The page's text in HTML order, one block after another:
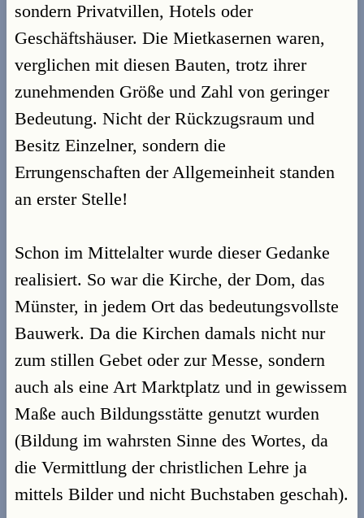
sondern Privatvillen, Hotels oder
Geschäftshäuser. Die Mietkasernen waren,
verglichen mit diesen Bauten, trotz ihrer
zunehmenden Größe und Zahl von geringer
Bedeutung. Nicht der Rückzugsraum und
Besitz Einzelner, sondern die
Errungenschaften der Allgemeinheit standen
an erster Stelle!
Schon im Mittelalter wurde dieser Gedanke
realisiert. So war die Kirche, der Dom, das
Münster, in jedem Ort das bedeutungsvollste
Bauwerk. Da die Kirchen damals nicht nur
zum stillen Gebet oder zur Messe, sondern
auch als eine Art Marktplatz und in gewissem
Maße auch Bildungsstätte genutzt wurden
(Bildung im wahrsten Sinne des Wortes, da
die Vermittlung der christlichen Lehre ja
mittels Bilder und nicht Buchstaben geschah).